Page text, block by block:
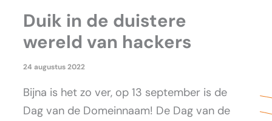
Duik in de duistere
wereld van hackers
24 augustus 2022
Bijna is het zo ver, op 13 september is de
Dag van de Domeinnaam! De Dag van de